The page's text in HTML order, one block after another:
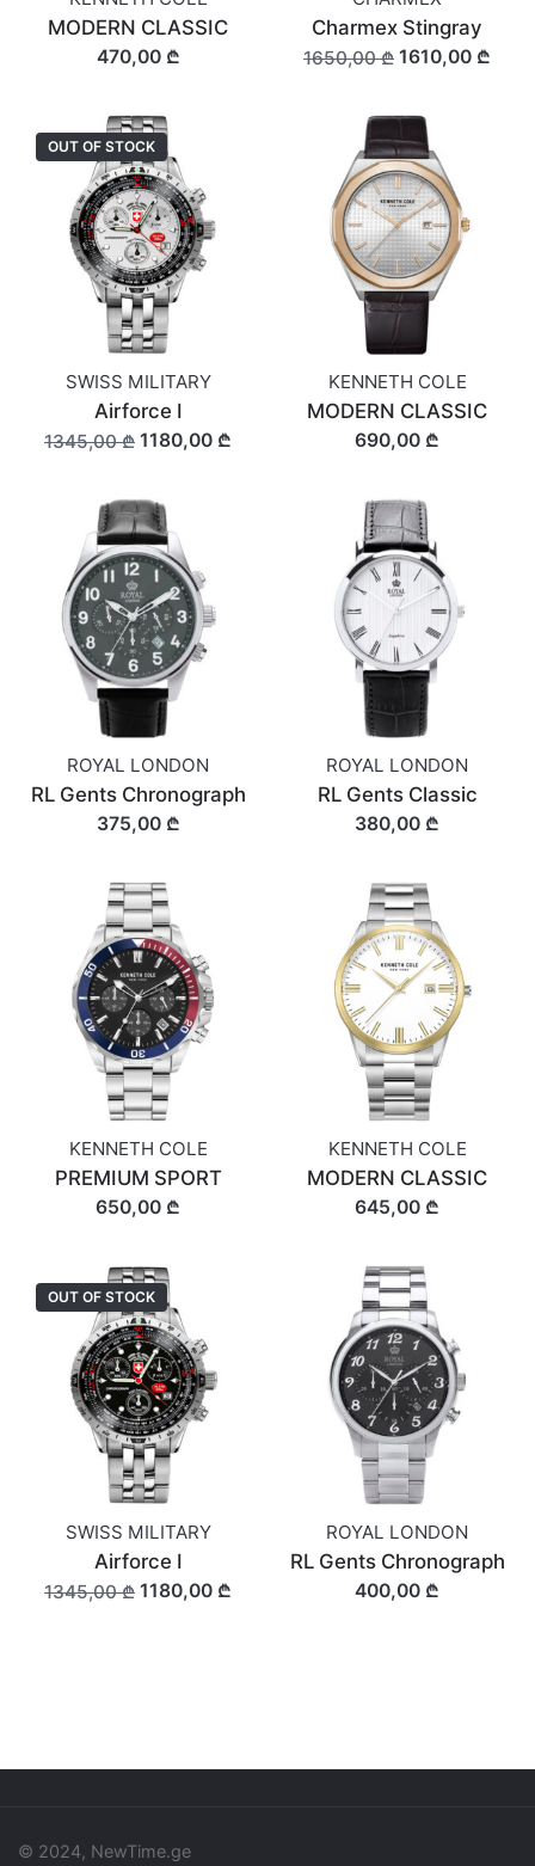
MODERN CLASSIC
470,00 ₾
Charmex Stingray
1650,00 ₾ 1610,00 ₾
OUT OF STOCK
SWISS MILITARY
Airforce I
1345,00 ₾ 1180,00 ₾
KENNETH COLE
MODERN CLASSIC
690,00 ₾
ROYAL LONDON
RL Gents Chronograph
375,00 ₾
ROYAL LONDON
RL Gents Classic
380,00 ₾
KENNETH COLE
PREMIUM SPORT
650,00 ₾
KENNETH COLE
MODERN CLASSIC
645,00 ₾
OUT OF STOCK
SWISS MILITARY
Airforce I
1345,00 ₾ 1180,00 ₾
ROYAL LONDON
RL Gents Chronograph
400,00 ₾
© 2024, NewTime.ge